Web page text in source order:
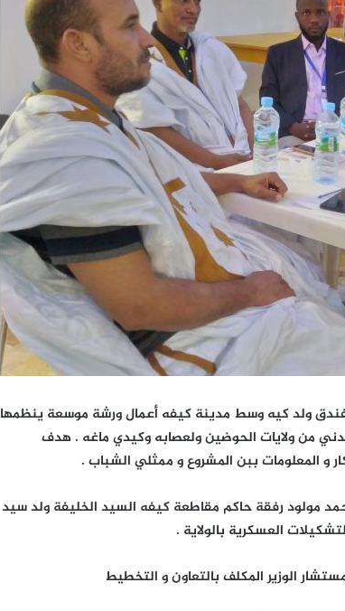
صباح اليوم الخميس 22 سبتمبر 2022 بفندق ولد كيه وسط مدينة كيفه أعمال ورشة موسعة ينظمها
من ولايات الحوضين ولعصابه وكيدي ماغه . هدف
و المعلومات ببن المشروع و ممثلي الشباب .
مولود رفقة حاكم مقاطعة كيفه السيد الخليفة ولد سيد
العسكرية بالولاية .
الوزير المكلف بالتعاون و التخطيط